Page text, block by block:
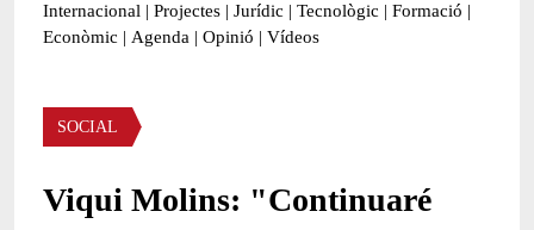
Internacional | Projectes | Jurídic | Tecnològic | Formació |
Econòmic | Agenda | Opinió | Vídeos
Àmbit de la notícia
SOCIAL
Viqui Molins: "Continuaré